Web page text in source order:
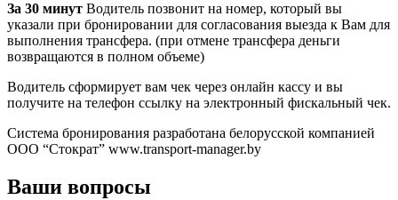
За 30 минут Водитель позвонит на номер, который вы
указали при бронировании для согласования выезда к Вам для
выполнения трансфера. (при отмене трансфера деньги
возвращаются в полном объеме)
Водитель сформирует вам чек через онлайн кассу и вы
получите на телефон ссылку на электронный фискальный чек.
Система бронирования разработана белорусской компанией
ООО “Стократ” www.transport-manager.by
Ваши вопросы